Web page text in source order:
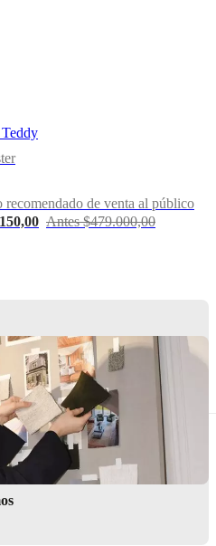
Teddy
recomendado de venta al público
Antes $479.000,00